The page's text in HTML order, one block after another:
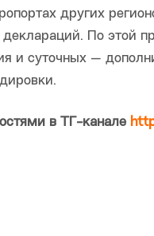
других
По этой
и суточных —
в ТГ-канале